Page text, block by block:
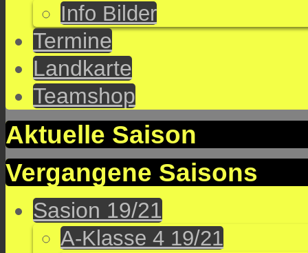
Info Bilder
Termine
Landkarte
Teamshop
Aktuelle Saison
Vergangene Saisons
Sasion 19/21
A-Klasse 4 19/21